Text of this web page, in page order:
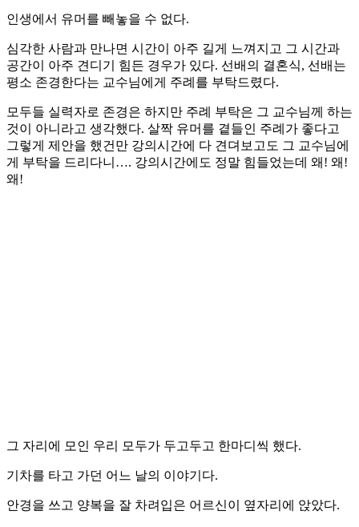
인생에서 유머를 빼놓을 수 없다.
심각한 사람과 만나면 시간이 아주 길게 느껴지고 그 시간과
공간이 아주 견디기 힘든 경우가 있다. 선배의 결혼식, 선배는
평소 존경한다는 교수님에게 주례를 부탁드렸다.
모두들 실력자로 존경은 하지만 주례 부탁은 그 교수님께 하는
것이 아니라고 생각했다. 살짝 유머를 곁들인 주례가 좋다고
그렇게 제안을 했건만 강의시간에 다 견뎌보고도 그 교수님에
게 부탁을 드리다니…. 강의시간에도 정말 힘들었는데 왜! 왜!
왜!
그 자리에 모인 우리 모두가 두고두고 한마디씩 했다.
기차를 타고 가던 어느 날의 이야기다.
안경을 쓰고 양복을 잘 차려입은 어르신이 옆자리에 앉았다.